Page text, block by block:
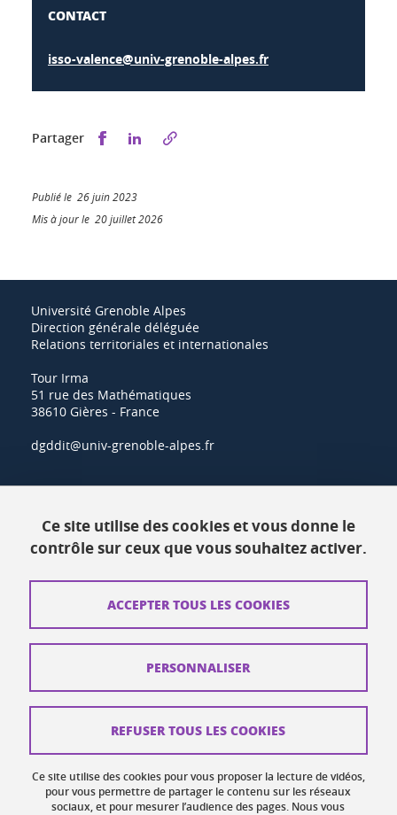
CONTACT
isso-valence@univ-grenoble-alpes.fr
Partager Partager sur Facebook
Partager sur LinkedIn
Publié le 26 juin 2023
Mis à jour le 20 juillet 2026
Université Grenoble Alpes
Direction générale déléguée
Relations territoriales et internationales
Tour Irma
51 rue des Mathématiques
38610 Gières - France
dgddit@univ-grenoble-alpes.fr
Ressources
Contacts
Plans d'accès
Mentions légales
Plan du site web
Gestion des cookies
Ce site utilise des cookies et vous donne le
contrôle sur ceux que vous souhaitez activer.
Ce site utilise des cookies pour vous proposer la lecture de vidéos,
pour vous permettre de partager le contenu sur les réseaux
sociaux, et pour mesurer l’audience des pages. Nous vous
ACCEPTER TOUS LES COOKIES
REFUSER TOUS LES COOKIES
PERSONNALISER